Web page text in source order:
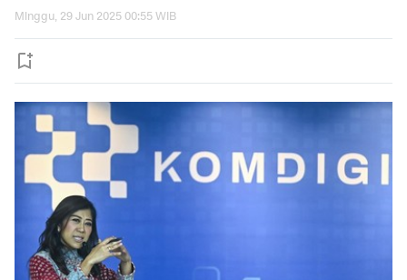
Minggu, 29 Jun 2025 00:55 WIB